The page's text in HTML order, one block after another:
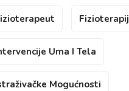
Uma I Tela
Mogućnosti